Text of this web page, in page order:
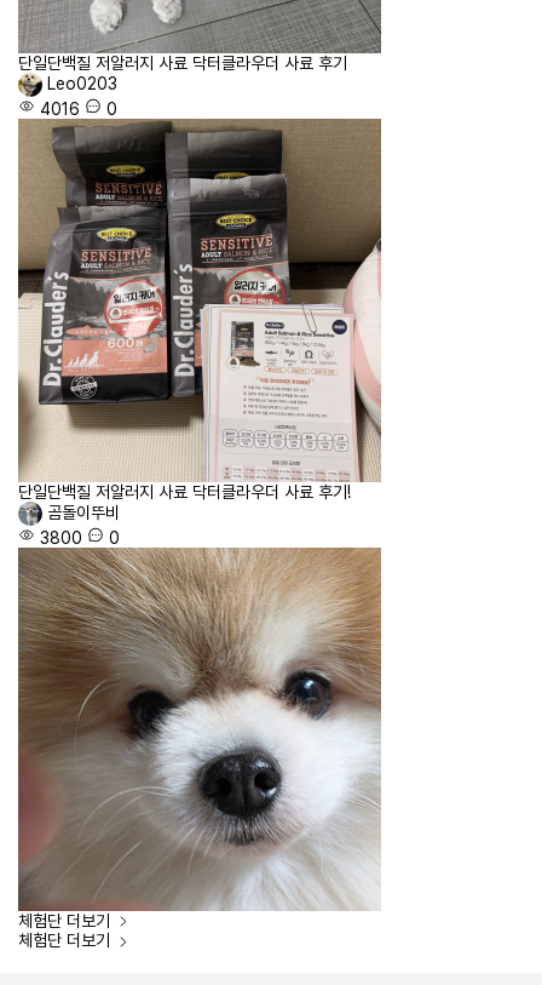
단일단백질 저알러지 사료 닥터클라우더 사료 후기
Leo0203
4016
0
단일단백질 저알러지 사료 닥터클라우더 사료 후기!
곰돌이뚜비
3800
0
체험단 더보기
체험단 더보기